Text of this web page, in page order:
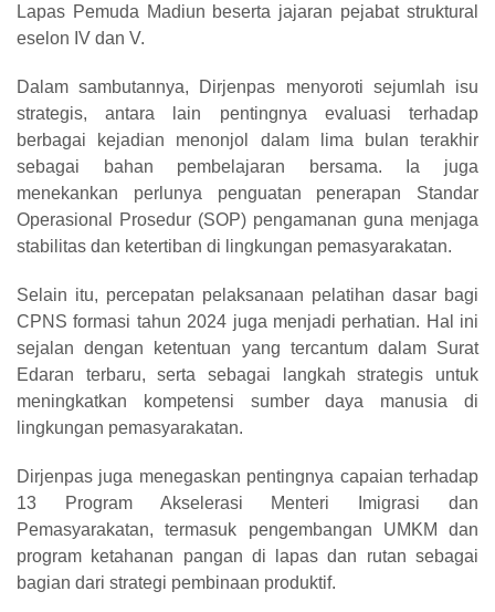
Lapas Pemuda Madiun beserta jajaran pejabat struktural
eselon IV dan V.
Dalam sambutannya, Dirjenpas menyoroti sejumlah isu
strategis, antara lain pentingnya evaluasi terhadap
berbagai kejadian menonjol dalam lima bulan terakhir
sebagai bahan pembelajaran bersama. Ia juga
menekankan perlunya penguatan penerapan Standar
Operasional Prosedur (SOP) pengamanan guna menjaga
stabilitas dan ketertiban di lingkungan pemasyarakatan.
Selain itu, percepatan pelaksanaan pelatihan dasar bagi
CPNS formasi tahun 2024 juga menjadi perhatian. Hal ini
sejalan dengan ketentuan yang tercantum dalam Surat
Edaran terbaru, serta sebagai langkah strategis untuk
meningkatkan kompetensi sumber daya manusia di
lingkungan pemasyarakatan.
Dirjenpas juga menegaskan pentingnya capaian terhadap
13 Program Akselerasi Menteri Imigrasi dan
Pemasyarakatan, termasuk pengembangan UMKM dan
program ketahanan pangan di lapas dan rutan sebagai
bagian dari strategi pembinaan produktif.